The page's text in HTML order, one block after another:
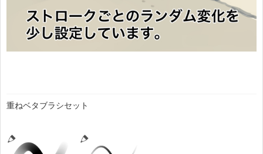
重ねベタブラシセット